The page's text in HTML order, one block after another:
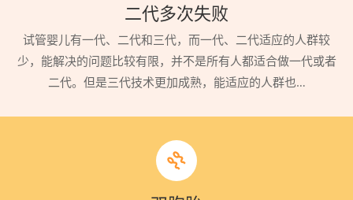
二代多次失败
试管婴儿有一代、二代和三代，而一代、二代适应的人群较
少，能解决的问题比较有限，并不是所有人都适合做一代或者
二代。但是三代技术更加成熟，能适应的人群也…